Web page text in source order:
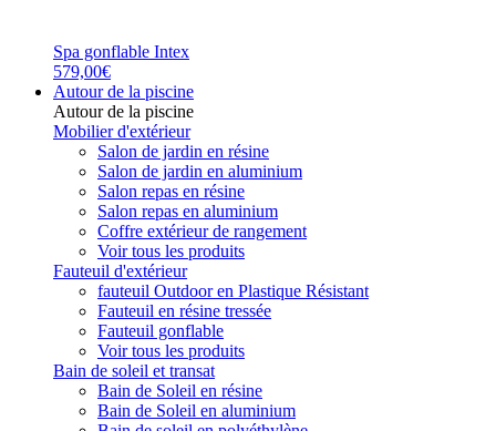
Spa gonflable Intex
579,00€
Autour de la piscine
Autour de la piscine
Mobilier d'extérieur
Salon de jardin en résine
Salon de jardin en aluminium
Salon repas en résine
Salon repas en aluminium
Coffre extérieur de rangement
Voir tous les produits
Fauteuil d'extérieur
fauteuil Outdoor en Plastique Résistant
Fauteuil en résine tressée
Fauteuil gonflable
Voir tous les produits
Bain de soleil et transat
Bain de Soleil en résine
Bain de Soleil en aluminium